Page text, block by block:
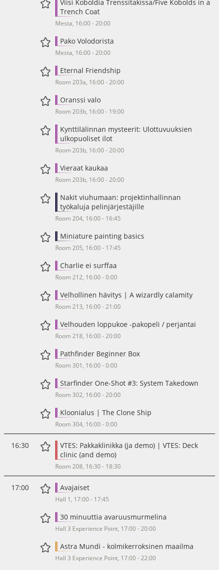
Viisi Koboldia Trenssitakissa/Five Kobolds in a
Trench Coat
Mesta, 16:00 - 20:00
Pako Volodorista
Mesta, 16:00 - 20:00
Eternal Friendship
Room 203a, 16:00 - 20:00
Oranssi valo
Room 203b, 16:00 - 19:00
Kynttilälinnan mysteerit: Ulottuvuuksien
ulkopuoliset ilot
Room 203b, 16:00 - 20:00
Vieraat kaukaa
Room 203b, 16:00 - 20:00
Nakit viuhumaan: projektinhallinnan
työkaluja pelinjärjestäjille
Room 204, 16:00 - 16:45
Miniature painting basics
Room 205, 16:00 - 17:45
Charlie ei surffaa
Room 212, 16:00 - 0:00
Velhollinen hävitys | A wizardly calamity
Room 213, 16:00 - 21:00
Velhouden loppukoe -pakopeli / perjantai
Room 218, 16:00 - 20:00
Pathfinder Beginner Box
Room 301, 16:00 - 0:00
Starfinder One-Shot #3: System Takedown
Room 302, 16:00 - 20:00
Kloonialus | The Clone Ship
Room 304, 16:00 - 0:00
16:30
VTES: Pakkaklinikka (ja demo) | VTES: Deck
clinic (and demo)
Room 208, 16:30 - 18:30
17:00 Avajaiset
Hall 1, 17:00 - 17:45
30 minuuttia avaruusmurmelina
Hall 3 Experience Point, 17:00 - 20:00
Astra Mundi - kolmikerroksinen maailma
Hall 3 Experience Point, 17:00 - 22:00